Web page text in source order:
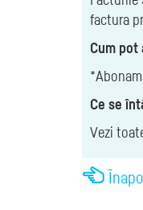
factura
Cum
Ce se
Vezi